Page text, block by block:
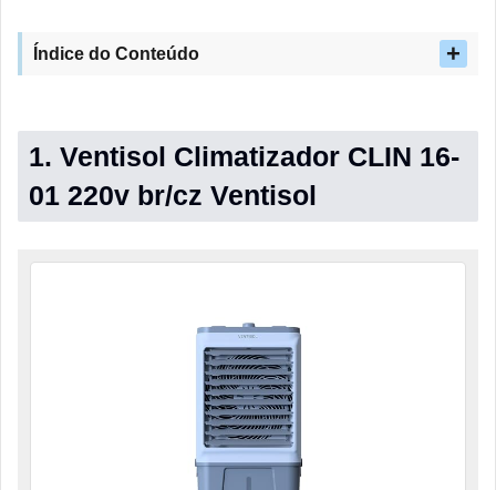
Índice do Conteúdo
1. Ventisol Climatizador CLIN 16-
01 220v br/cz Ventisol